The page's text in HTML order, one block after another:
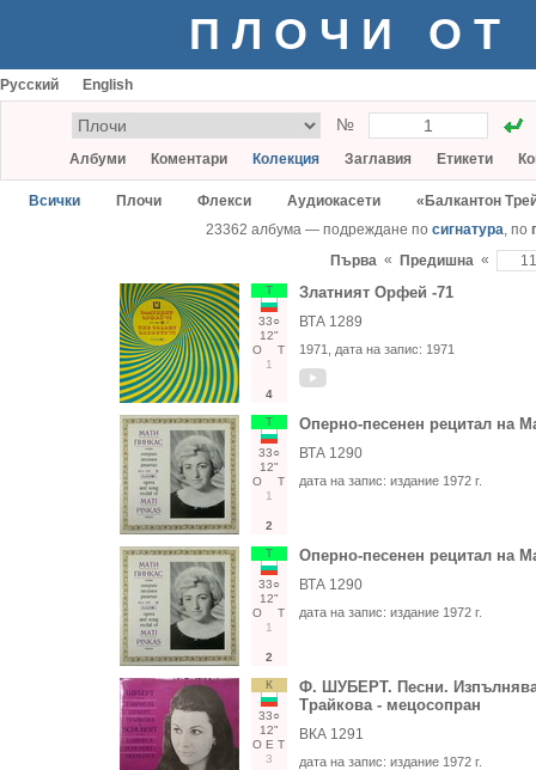
ПЛОЧИ ОТ
Русский English
№
Албуми Коментари Колекция Заглавия Етикети
Всички Плочи Флекси Аудиокасети
«Балкантон
23362 албума — подреждане по сигнатура, по
Първа « Предишна «
Т
33○
12"
О
Т
1
4
Златният Орфей -71
ВТА 1289
1971 , дата на запис: 1971
Т
33○
12"
О
Т
1
2
Оперно-песенен рецитал на
ВТА 1290
дата на запис: издание 1972 г.
Т
33○
12"
О
Т
1
2
Оперно-песенен рецитал на
ВТА 1290
дата на запис: издание 1972 г.
К
33○
12"
О Е Т
3
Ф. ШУБЕРТ. Песни.
Трайкова - мецосопран
ВКА 1291
дата на запис: издание 1972 г.